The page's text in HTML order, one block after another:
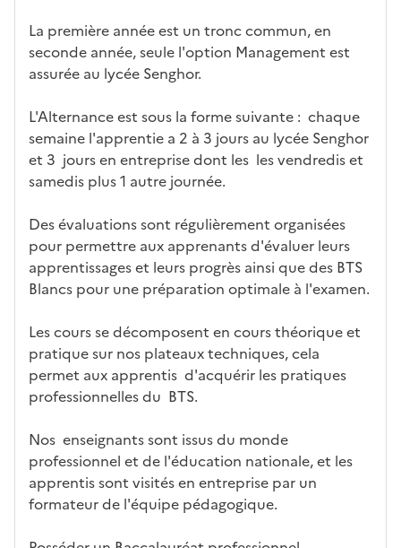
La première année est un tronc commun, en
seconde année, seule l'option Management est
assurée au lycée Senghor.
L'Alternance est sous la forme suivante : chaque
semaine l'apprentie a 2 à 3 jours au lycée Senghor
et 3 jours en entreprise dont les les vendredis et
samedis plus 1 autre journée.
Des évaluations sont régulièrement organisées
pour permettre aux apprenants d'évaluer leurs
apprentissages et leurs progrès ainsi que des BTS
Blancs pour une préparation optimale à l'examen.
Les cours se décomposent en cours théorique et
pratique sur nos plateaux techniques, cela
permet aux apprentis d'acquérir les pratiques
professionnelles du BTS.
Nos enseignants sont issus du monde
professionnel et de l'éducation nationale, et les
apprentis sont visités en entreprise par un
formateur de l'équipe pédagogique.